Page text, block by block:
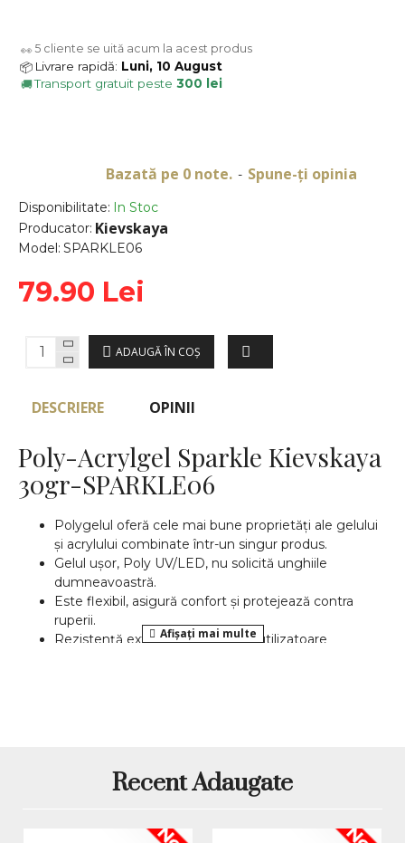
Disponibilitate: In Stoc
Producator: Kievskaya
Model: SPARKLE06
Bazată pe 0 note. - Spune-ţi opinia
79.90 Lei
ADAUGĂ ÎN COŞ
👀 5 cliente se uită acum la acest produs
📦 Livrare rapidă: Luni, 10 August
🚚Transport gratuit peste 300 lei
DESCRIERE OPINII
Poly-Acrylgel Sparkle Kievskaya
30gr-SPARKLE06
Polygelul oferă cele mai bune proprietăți ale gelului
și acrylului combinate într-un singur produs.
Gelul ușor, Poly UV/LED, nu solicită unghiile
dumneavoastră.
Este flexibil, asigură confort și protejează contra
ruperii.
Rezistență extraordinară pentru utilizatoare
Ideal pentru profesioniști.
Potrivit pentru lucrul acasa sau la salon.
Recent Adaugate